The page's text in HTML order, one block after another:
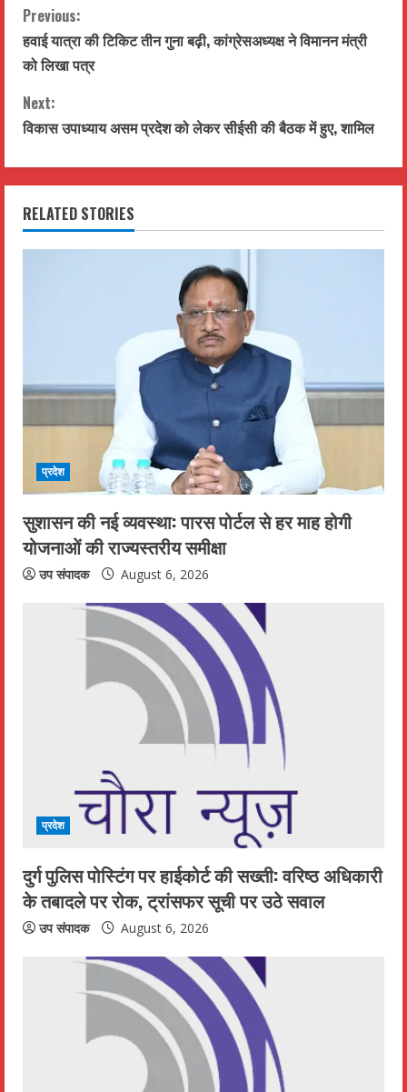
C
o
n
t
i
n
u
a
d
n
g
Previous:
हवाई यात्रा की टिकिट तीन गुना बढ़ी, कांग्रेसअध्यक्ष ने विमानन मंत्री
को लिखा पत्र
Next:
विकास उपाध्याय असम प्रदेश को लेकर सीईसी की बैठक में हुए, शामिल
RELATED STORIES
प्रदेश
सुशासन की नई व्यवस्था: पारस पोर्टल से हर माह होगी
योजनाओं की राज्यस्तरीय समीक्षा
उप संपादक August 6, 2026
प्रदेश
दुर्ग पुलिस पोस्टिंग पर हाईकोर्ट की सख्ती: वरिष्ठ अधिकारी
के तबादले पर रोक, ट्रांसफर सूची पर उठे सवाल
उप संपादक August 6, 2026